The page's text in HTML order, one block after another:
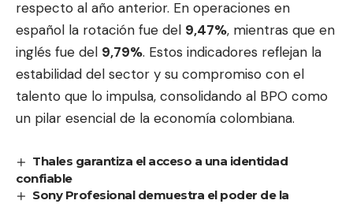
respecto al año anterior. En operaciones en
español la rotación fue del 9,47%, mientras que en
inglés fue del 9,79%. Estos indicadores reflejan la
estabilidad del sector y su compromiso con el
talento que lo impulsa, consolidando al BPO como
un pilar esencial de la economía colombiana.
Thales garantiza el acceso a una identidad
confiable
Sony Profesional demuestra el poder de la